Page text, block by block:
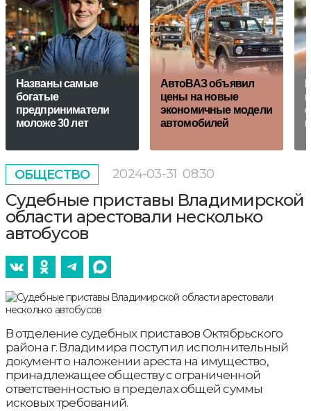
Названы самые
богатые
предприниматели
моложе 30 лет
АвтоВАЗ объявил
цены на новые
экономичные модели
автомобилей
ОБЩЕСТВО 2024-03-31 08:30
Судебные приставы Владимирской
области арестовали несколько
автобусов
В отделение судебных приставов Октябрьского
района г. Владимира поступил исполнительный
документ о наложении ареста на имущество,
принадлежащее обществу с ограниченной
ответственностью в пределах общей суммы
исковых требований.